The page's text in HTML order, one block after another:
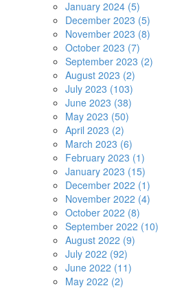
January 2024 (5)
December 2023 (5)
November 2023 (8)
October 2023 (7)
September 2023 (2)
August 2023 (2)
July 2023 (103)
June 2023 (38)
May 2023 (50)
April 2023 (2)
March 2023 (6)
February 2023 (1)
January 2023 (15)
December 2022 (1)
November 2022 (4)
October 2022 (8)
September 2022 (10)
August 2022 (9)
July 2022 (92)
June 2022 (11)
May 2022 (2)